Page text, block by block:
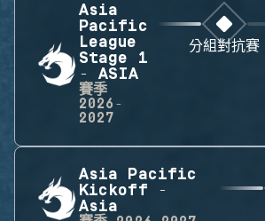
Asia
Pacific
League
Stage 1
- ASIA
賽季
2026-
2027
分組對抗賽
Asia Pacific
Kickoff -
Asia